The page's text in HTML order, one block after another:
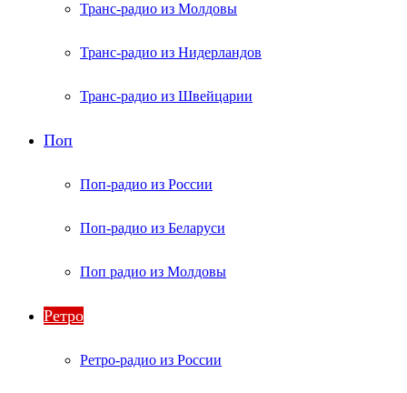
Транс-радио из Молдовы
Транс-радио из Нидерландов
Транс-радио из Швейцарии
Поп
Поп-радио из России
Поп-радио из Беларуси
Поп радио из Молдовы
Ретро
Ретро-радио из России